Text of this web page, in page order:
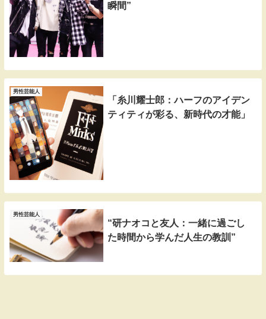
瞬間”
男性芸能人
「糸川耀士郎：ハーフのアイデン
ティティが彩る、新時代の才能」
男性芸能人
“研ナオコと友人：一緒に過ごし
た時間から学んだ人生の教訓”